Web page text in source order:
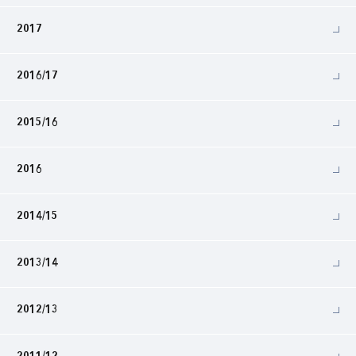
2017
2016/17
2015/16
2016
2014/15
2013/14
2012/13